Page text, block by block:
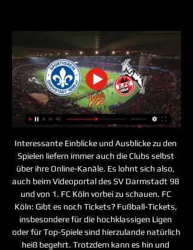
Interessante Einblicke und Ausblicke zu den
Spielen liefern immer auch die Clubs selbst
über ihre Online-Kanäle. Es lohnt sich also,
auch beim Videoportal des SV Darmstadt 98
und von 1. FC Köln vorbei zu schauen. FC
Köln: Gibt es noch Tickets? Fußball-Tickets,
insbesondere für die hochklassigen Ligen
oder für Top-Spiele sind hierzulande natürlich
heiß begehrt. Trotzdem kann es hin und